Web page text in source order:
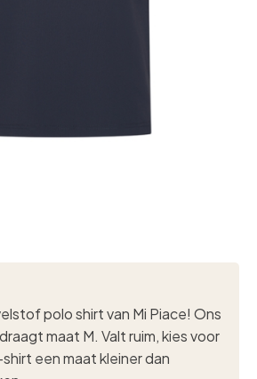
polo shirt van Mi Piace! Ons
maat M. Valt ruim, kies voor
een maat kleiner dan